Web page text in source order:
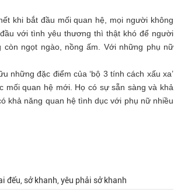
khi bắt đầu mối quan hệ, mọi người không
với tình yêu thương thì thật khó để người
ngọt ngào, nồng ấm. Với những phụ nữ
những đặc điểm của ‘bộ 3 tính cách xấu xa’
mối quan hệ mới. Họ có sự sẵn sàng và khả
khả năng quan hệ tình dục với phụ nữ nhiều
sở khanh, yêu phải sở khanh